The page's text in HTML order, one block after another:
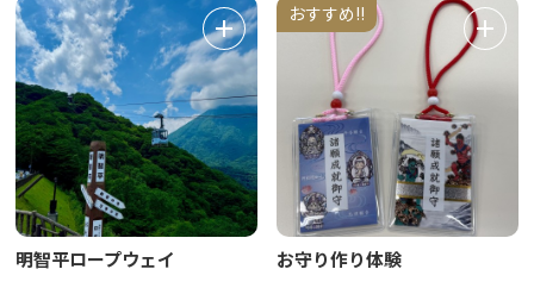
明智平ロープウェイ
おすすめ!!
お守り作り体験